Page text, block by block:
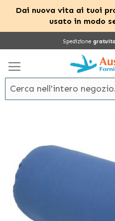
Dai nuova vita ai tuoi
usato in modo
Spedizione gratuita
galleria
immagini